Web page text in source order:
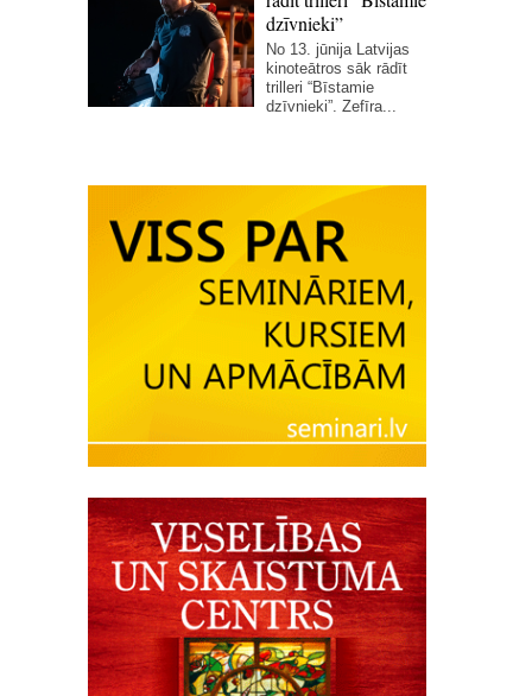
dzīvnieki”
No 13. jūnija Latvijas
kinoteātros sāk rādīt
trilleri “Bīstamie
dzīvnieki”. Zefīra...